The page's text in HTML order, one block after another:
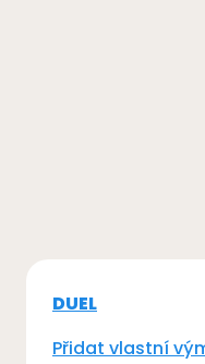
DUEL
Přidat vlastní